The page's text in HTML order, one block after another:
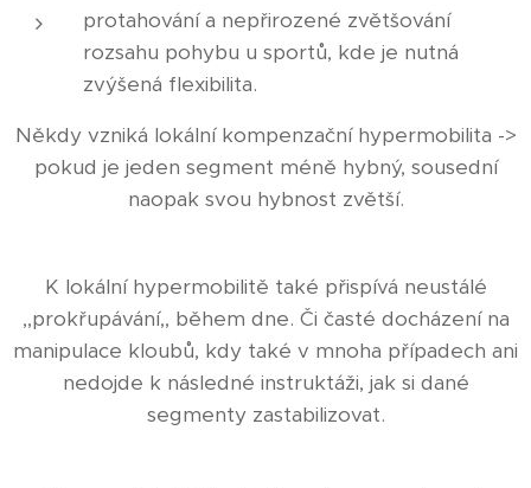
protahování a nepřirozené zvětšování
rozsahu pohybu u sportů, kde je nutná
zvýšená flexibilita.
Někdy vzniká lokální kompenzační hypermobilita ->
pokud je jeden segment méně hybný, sousední
naopak svou hybnost zvětší.
K lokální hypermobilitě také přispívá neustálé
,,prokřupávání,, během dne. Či časté docházení na
manipulace kloubů, kdy také v mnoha případech ani
nedojde k následné instruktáži, jak si dané
segmenty zastabilizovat.